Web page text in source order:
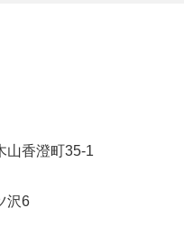
山香澄町35-1
沢6